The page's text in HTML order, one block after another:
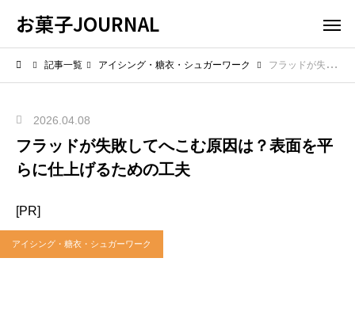
お菓子JOURNAL
記事一覧 アイシング・糖衣・シュガーワーク フラッドが失敗してへこむ原因は？表面を平らに仕上げるための工夫
2026.04.08
フラッドが失敗してへこむ原因は？表面を平
らに仕上げるための工夫
[PR]
アイシング・糖衣・シュガーワーク